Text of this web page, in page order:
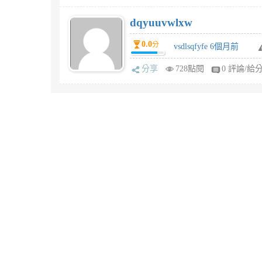
dqyuuvwlxw
0.0分 vsdlsqfyfe 6個月前
分享 728點閱 0 評論/給